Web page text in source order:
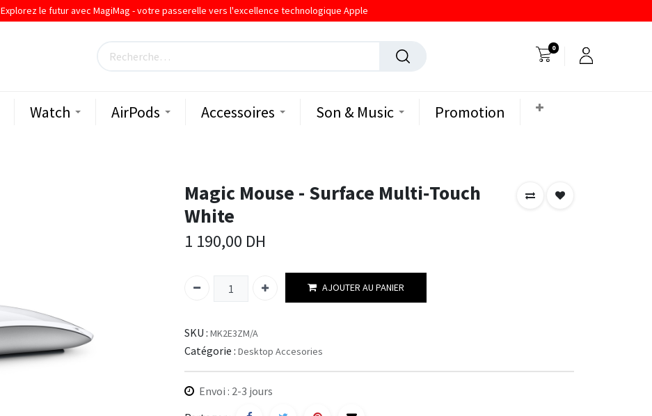
Explorez le futur avec MagiMag - votre passerelle vers l'excellence technologique Apple
0
Watch AirPods Accessoires Son & Music Promotion
Magic Mouse - Surface Multi‑Touch
White
1 190,00 DH
AJOUTER AU PANIER
SKU : MK2E3ZM/A
Catégorie : Desktop Accesories
Envoi : 2-3 jours